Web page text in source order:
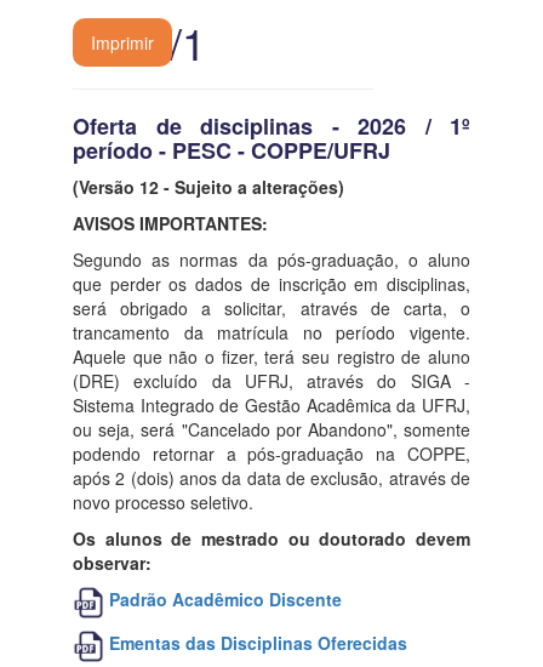
Imprimir
2026/1
Oferta de disciplinas - 2026 / 1º
período - PESC - COPPE/UFRJ
(Versão 12 - Sujeito a alterações)
AVISOS IMPORTANTES:
Segundo as normas da pós-graduação, o aluno
que perder os dados de inscrição em disciplinas,
será obrigado a solicitar, através de carta, o
trancamento da matrícula no período vigente.
Aquele que não o fizer, terá seu registro de aluno
(DRE) excluído da UFRJ, através do SIGA -
Sistema Integrado de Gestão Acadêmica da UFRJ,
ou seja, será "Cancelado por Abandono", somente
podendo retornar a pós-graduação na COPPE,
após 2 (dois) anos da data de exclusão, através de
novo processo seletivo.
Os alunos de mestrado ou doutorado devem
observar:
Padrão Acadêmico Discente
Ementas das Disciplinas Oferecidas